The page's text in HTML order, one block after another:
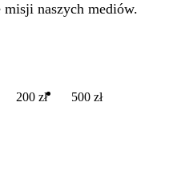
naszych mediów.
200 zł 500 zł